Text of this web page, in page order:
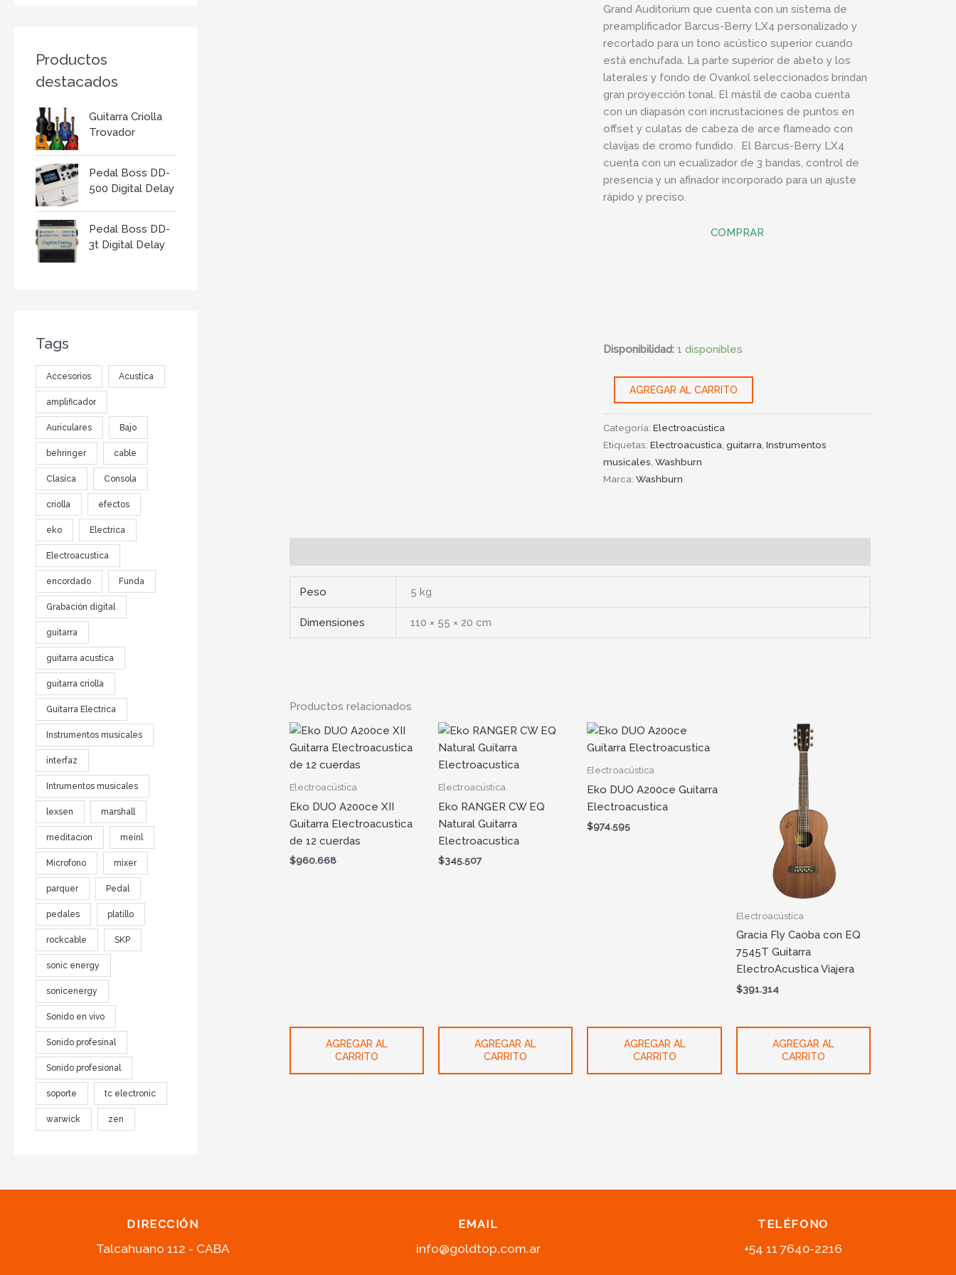
Productos
destacados
Guitarra Criolla
Trovador
Pedal Boss DD-
500 Digital Delay
Pedal Boss DD-
3t Digital Delay
Tags
Accesorios Acustica
amplificador
Auriculares Bajo
behringer cable
Clasica Consola
criolla efectos
eko Electrica
Electroacustica
encordado Funda
Grabación digital
guitarra
guitarra acustica
guitarra criolla
Guitarra Electrica
Instrumentos musicales
interfaz
Intrumentos musicales
lexsen marshall
meditacion meinl
Microfono mixer
parquer Pedal
pedales platillo
rockcable SKP
sonic energy
sonicenergy
Sonido en vivo
Sonido profesinal
Sonido profesional
soporte tc electronic
warwick zen
Grand Auditorium que cuenta con un sistema de
preamplificador Barcus-Berry LX4 personalizado y
recortado para un tono acústico superior cuando
está enchufada. La parte superior de abeto y los
laterales y fondo de Ovankol seleccionados brindan
gran proyección tonal. El mástil de caoba cuenta
con un diapasón con incrustaciones de puntos en
offset y culatas de cabeza de arce flameado con
clavijas de cromo fundido. El Barcus-Berry LX4
cuenta con un ecualizador de 3 bandas, control de
presencia y un afinador incorporado para un ajuste
rápido y preciso.
COMPRAR
Disponibilidad: 1 disponibles
AGREGAR AL CARRITO
Categoría:Electroacústica
Etiquetas:Electroacustica ,guitarra ,Instrumentos
musicales ,Washburn
Marca:Washburn
Peso 5 kg
Dimensiones 110 × 55 × 20 cm
Productos relacionados
Electroacústica
Eko DUO A200ce XII
Guitarra Electroacustica
de 12 cuerdas
$960.668
AGREGAR AL
CARRITO
Electroacústica
Eko RANGER CW EQ
Natural Guitarra
Electroacustica
$345.507
AGREGAR AL
CARRITO
Electroacústica
Eko DUO A200ce Guitarra
Electroacustica
$974.595
AGREGAR AL
CARRITO
Electroacústica
Gracia Fly Caoba con EQ
7545T Guitarra
ElectroAcustica Viajera
$391.314
AGREGAR AL
CARRITO
DIRECCIÓN
Talcahuano 112 - CABA
EMAIL
info@goldtop.com.ar
TELÉFONO
+54 11 7640-2216